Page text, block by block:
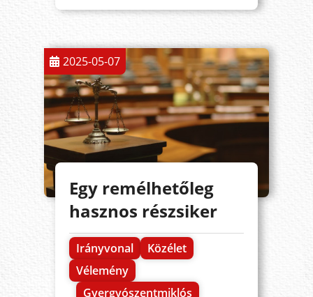
2025-05-07
Egy remélhetőleg
hasznos részsiker
Irányvonal
Közélet
Vélemény
Gyergyószentmiklós